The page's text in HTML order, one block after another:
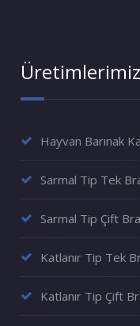
Üretimlerimiz
Hayvan Barınak
Sarmal Tip Tek
Sarmal Tip Çift
Katlanır Tip Tek
Katlanır Tip Çift